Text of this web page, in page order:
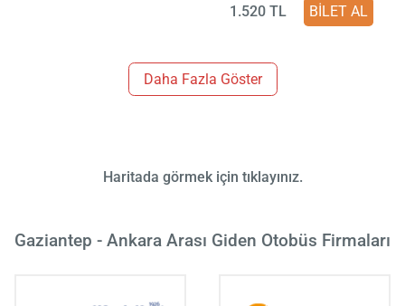
1.520 TL BİLET AL
Daha Fazla Göster
Haritada görmek için tıklayınız.
Gaziantep - Ankara Arası Giden Otobüs Firmaları